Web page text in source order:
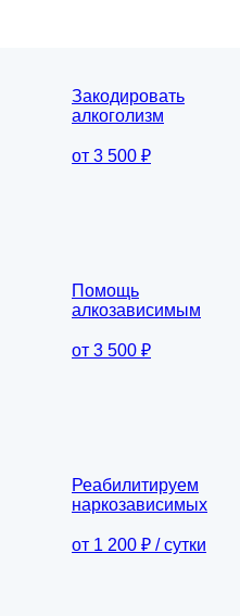
Закодировать
алкоголизм
от 3 500 ₽
Помощь
алкозависимым
от 3 500 ₽
Реабилитируем
наркозависимых
от 1 200 ₽ / сутки